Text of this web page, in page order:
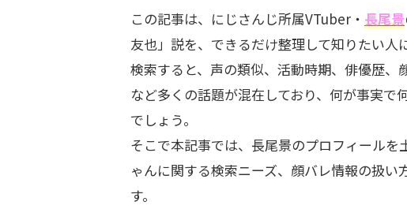
この記事は、にじさんじ所属VTuber・ 長尾景
友也」説を、できるだけ整理して知りたい人
検索すると、声の類似、活動時期、俳優歴
など多くの話題が混在しており、何が事実
でしょう。
そこで本記事では、長尾景のプロフィール
ゃんに関する検索ニーズ、顔バレ情報の扱
す。